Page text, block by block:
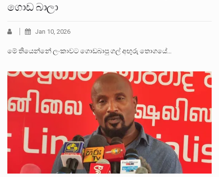
ගොඩ බාලා
Jan 10, 2026
මේ තියෙන්නේ ලංකාවට ගොඩබාපු ගල් අඟුරු තොගයේ…